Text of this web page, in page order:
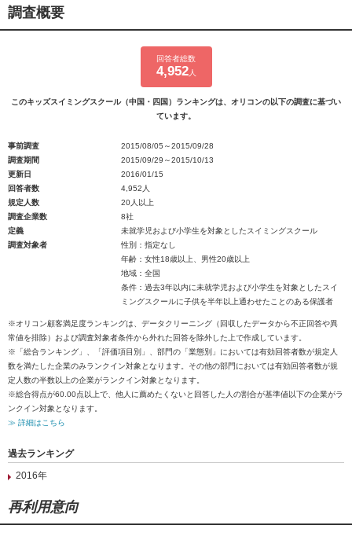
調査概要
回答者総数
4,952人
このキッズスイミングスクール（中国・四国）ランキングは、オリコンの以下の調査に基づい
ています。
事前調査
2015/08/05～2015/09/28
調査期間
2015/09/29～2015/10/13
更新日
2016/01/15
回答者数
4,952人
規定人数
20人以上
調査企業数
8社
定義
未就学児および小学生を対象としたスイミングスクール
調査対象者
性別：指定なし
年齢：女性18歳以上、男性20歳以上
地域：全国
条件：過去3年以内に未就学児および小学生を対象としたスイ
ミングスクールに子供を半年以上通わせたことのある保護者
※オリコン顧客満足度ランキングは、データクリーニング（回収したデータから不正回答や異
常値を排除）および調査対象者条件から外れた回答を除外した上で作成しています。
※「総合ランキング」、「評価項目別」、部門の「業態別」においては有効回答者数が規定人
数を満たした企業のみランクイン対象となります。その他の部門においては有効回答者数が規
定人数の半数以上の企業がランクイン対象となります。
※総合得点が60.00点以上で、他人に薦めたくないと回答した人の割合が基準値以下の企業がラ
ンクイン対象となります。
≫ 詳細はこちら
過去ランキング
2016年
再利用意向